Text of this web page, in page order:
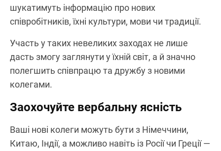
шукатимуть інформацію про нових
співробітників, їхні культури, мови чи традиції.
Участь у таких невеликих заходах не лише
дасть змогу заглянути у їхній світ, а й значно
полегшить співпрацю та дружбу з новими
колегами.
Заохочуйте вербальну ясність
Ваші нові колеги можуть бути з Німеччини,
Китаю, Індії, а можливо навіть із Росії чи Греції —